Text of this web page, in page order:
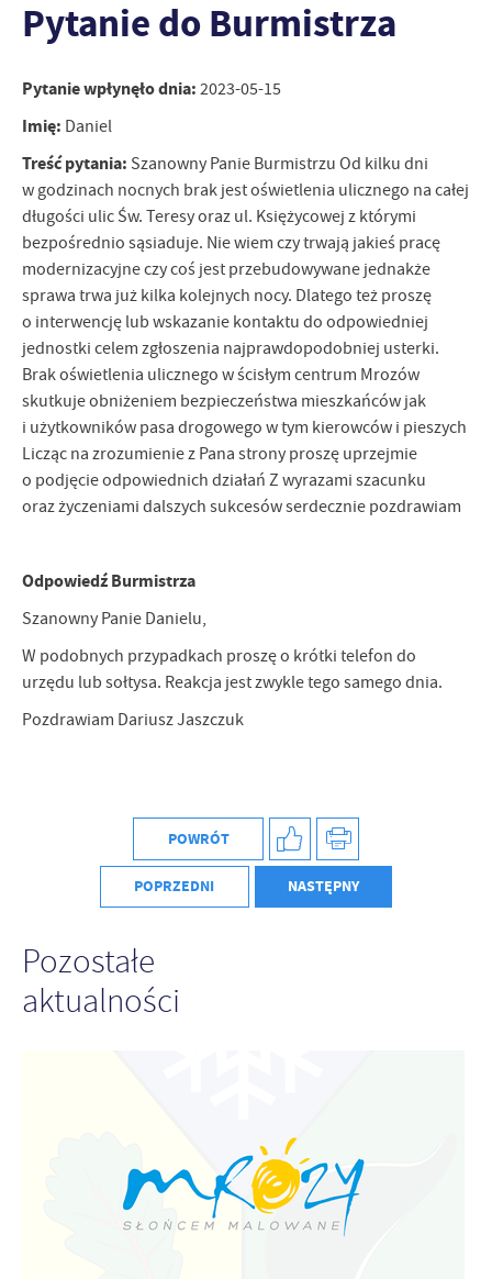
Pytanie do Burmistrza
Pytanie wpłynęło dnia: 2023-05-15
Imię: Daniel
Treść pytania: Szanowny Panie Burmistrzu Od kilku dni
w godzinach nocnych brak jest oświetlenia ulicznego na całej
długości ulic Św. Teresy oraz ul. Księżycowej z którymi
bezpośrednio sąsiaduje. Nie wiem czy trwają jakieś pracę
modernizacyjne czy coś jest przebudowywane jednakże
sprawa trwa już kilka kolejnych nocy. Dlatego też proszę
o interwencję lub wskazanie kontaktu do odpowiedniej
jednostki celem zgłoszenia najprawdopodobniej usterki.
Brak oświetlenia ulicznego w ścisłym centrum Mrozów
skutkuje obniżeniem bezpieczeństwa mieszkańców jak
i użytkowników pasa drogowego w tym kierowców i pieszych
Licząc na zrozumienie z Pana strony proszę uprzejmie
o podjęcie odpowiednich działań Z wyrazami szacunku
oraz życzeniami dalszych sukcesów serdecznie pozdrawiam
Odpowiedź Burmistrza
Szanowny Panie Danielu,
W podobnych przypadkach proszę o krótki telefon do
urzędu lub sołtysa. Reakcja jest zwykle tego samego dnia.
Pozdrawiam Dariusz Jaszczuk
POWRÓT
POPRZEDNI NASTĘPNY
Pozostałe
aktualności
personalizację określonych funkcjonalności czy prezentowanych
treści.
korzystania z funkcjonalności naszej strony poprzez dopasowanie
funkcjonalne i personalizacyjne pliki cookies gwarantuje
dostępność większej ilości funkcji na stronie.
Analityczne
Analityczne pliki cookies pomagają nam rozwijać się i
dostosowywać do Twoich potrzeb.
Cookies analityczne pozwalają na uzyskanie informacji w zakresie
wykorzystywania witryny internetowej, miejsca oraz częstotliwości,
z jaką odwiedzane są nasze serwisy www. Dane pozwalają nam na
ocenę naszych serwisów internetowych pod względem ich
popularności wśród użytkowników. Zgromadzone informacje są
przetwarzane w formie zanonimizowanej. Wyrażenie zgody na
analityczne pliki cookies gwarantuje dostępność wszystkich
funkcjonalności.
Reklamowe
Dzięki reklamowym plikom cookies prezentujemy Ci najciekawsze
informacje i aktualności na stronach naszych partnerów.
Promocyjne pliki cookies służą do prezentowania Ci naszych
komunikatów na podstawie analizy Twoich upodobań oraz Twoich
zwyczajów dotyczących przeglądanej witryny internetowej. Treści
promocyjne mogą pojawić się na stronach podmiotów trzecich lub
firm będących naszymi partnerami oraz innych dostawców usług.
Firmy te działają w charakterze pośredników prezentujących nasze
Więcej